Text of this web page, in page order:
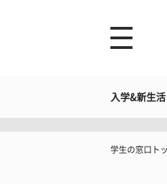
入学&新生活
学生の窓口ト